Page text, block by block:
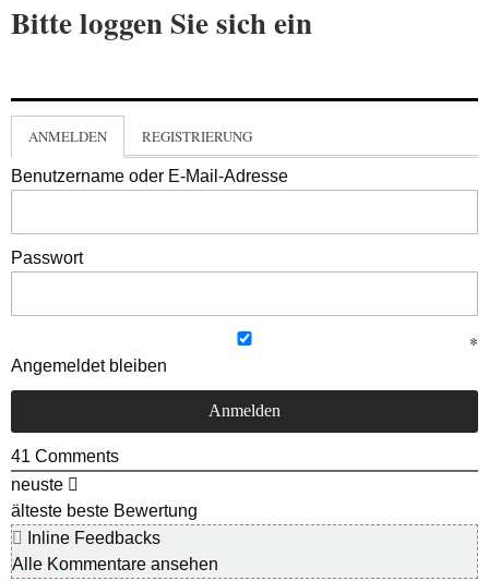
Bitte loggen Sie sich ein
ANMELDEN REGISTRIERUNG
Benutzername oder E-Mail-Adresse
Passwort
Angemeldet bleiben
41 Comments
neuste
älteste beste Bewertung
Inline Feedbacks
Alle Kommentare ansehen